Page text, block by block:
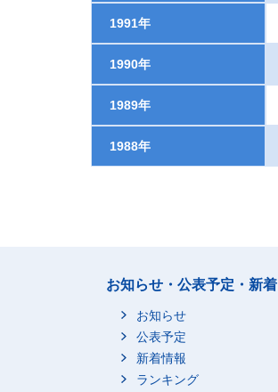
1991年
1990年
1989年
1988年
お知らせ・公表予定・新着
お知らせ
公表予定
新着情報
ランキング